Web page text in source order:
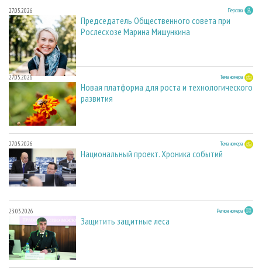
27.05.2026 Персона
Председатель Общественного совета при
Рослесхозе Марина Мишункина
27.05.2026 Тема номера
Новая платформа для роста и технологического
развития
27.05.2026 Тема номера
Национальный проект. Хроника событий
23.03.2026 Регион номера
Защитить защитные леса